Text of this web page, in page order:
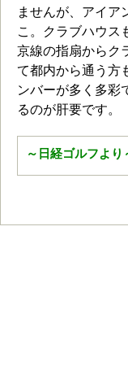
ませんが、アイア
こ。クラブハウス
京線の指扇からク
て都内から通う方
ンバーが多く多彩
るのが肝要です。
～日経ゴルフより